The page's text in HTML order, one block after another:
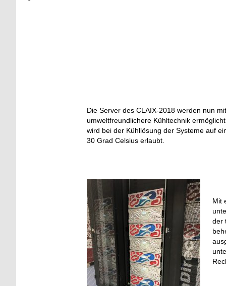
Die Server des CLAIX-2018 werden nun
umweltfreundlichere Kühltechnik
wird bei der Kühllösung der Systeme auf
30 Grad Celsius erlaubt.
Mit
der